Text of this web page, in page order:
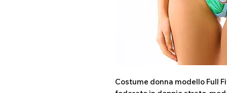
Costume donna modello Full